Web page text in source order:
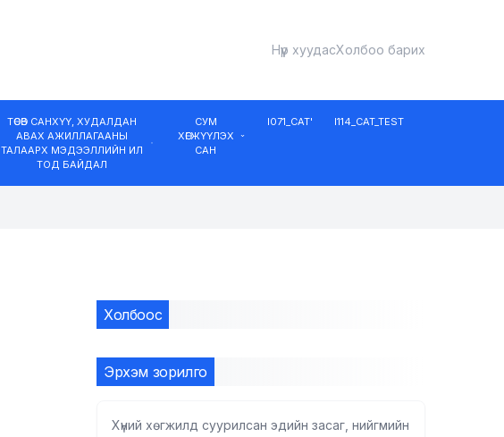
Нүүр хуудасХолбоо барих
ТӨСӨВ САНХҮҮ, ХУДАЛДАН
АВАХ АЖИЛЛАГААНЫ
ТАЛААРХ МЭДЭЭЛЛИЙН ИЛ
ТОД БАЙДАЛ
СУМ
ХӨГЖҮҮЛЭХ
САН
I071_CAT' I114_CAT_TEST
Холбоос
Эрхэм зорилго
Хүний хөгжилд суурилсан эдийн засаг, нийгмийн